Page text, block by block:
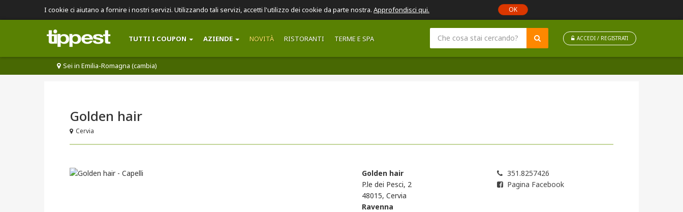
I cookie ci aiutano a fornire i nostri servizi. Utilizzando tali servizi, accetti l'utilizzo dei cookie da parte nostra. Approfondisci qui. OK
TUTTI I COUPON AZIENDE NOVITÀ RISTORANTI TERME E SPA ACCEDI / REGISTRATI
Sei in Emilia-Romagna (cambia)
Golden hair
Cervia
Golden hair
P.le dei Pesci, 2
48015, Cervia
Ravenna
351.8257426
Pagina Facebook